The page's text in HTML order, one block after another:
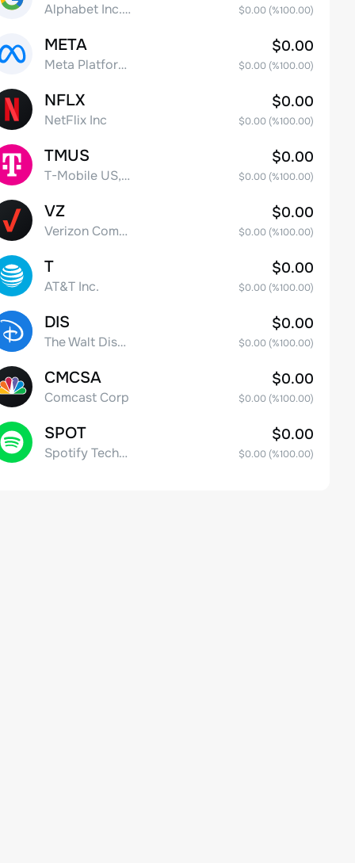
Alphabet Inc. Class C Capital Stock $0.00(%100.00)
META
Meta Platforms, Inc. Class A Common Stock
$0.00
$0.00(%100.00)
NFLX
NetFlix Inc
$0.00
$0.00(%100.00)
TMUS
T-Mobile US, Inc.
$0.00
$0.00(%100.00)
VZ
Verizon Communications
$0.00
$0.00(%100.00)
T
AT&T Inc.
$0.00
$0.00(%100.00)
DIS
The Walt Disney Company
$0.00
$0.00(%100.00)
CMCSA
Comcast Corp
$0.00
$0.00(%100.00)
SPOT
Spotify Technology S.A.
$0.00
$0.00(%100.00)